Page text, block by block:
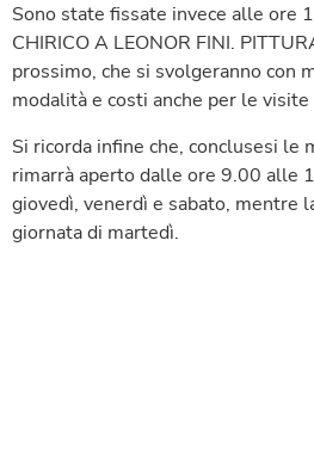
Sono state fissate invece alle ore
CHIRICO A LEONOR FINI.
prossimo, che si svolgeranno con
modalità e costi anche per le
Si ricorda infine che, conclusesi le
rimarrà aperto dalle ore 9.00 alle
giovedì, venerdì e sabato, mentre
giornata di martedì.